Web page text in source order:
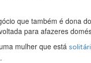
que também é dona
para afazeres
mulher que está